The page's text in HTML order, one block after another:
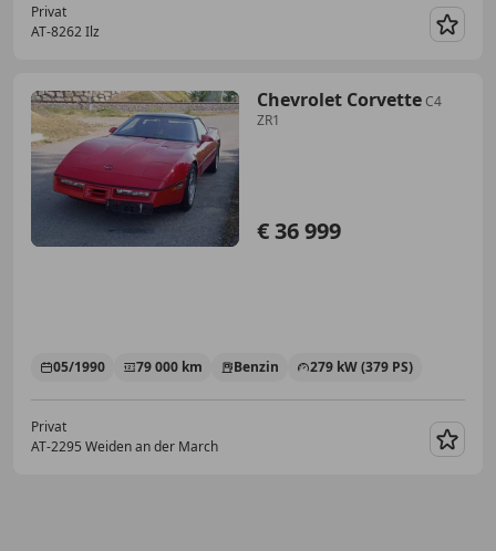
Privat
AT-8262 Ilz
Chevrolet CorvetteC4
ZR1
€ 36 999
05/1990 79 000 km Benzin 279 kW (379 PS)
Privat
AT-2295 Weiden an der March